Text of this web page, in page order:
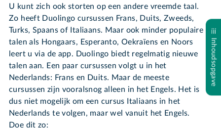
U kunt zich ook storten op een andere vreemde taal.
Zo heeft Duolingo cursussen Frans, Duits, Zweeds,
Turks, Spaans of Italiaans. Maar ook minder populaire
talen als Hongaars, Esperanto, Oekraïens en Noors
leert u via de app. Duolingo biedt regelmatig nieuwe
talen aan. Een paar cursussen volgt u in het
Nederlands: Frans en Duits. Maar de meeste
cursussen zijn vooralsnog alleen in het Engels. Het is
dus niet mogelijk om een cursus Italiaans in het
Nederlands te volgen, maar wel vanuit het Engels.
Doe dit zo:
Inhoudsopgave